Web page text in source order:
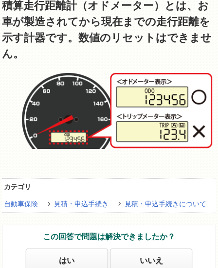
積算走行距離計（オドメーター）とは、お
車が製造されてから現在までの走行距離を
示す計器です。数値のリセットはできませ
ん。
カテゴリ
自動車保険 見積・申込手続き 見積・申込手続きについて
この回答で問題は解決できましたか？
はい いいえ